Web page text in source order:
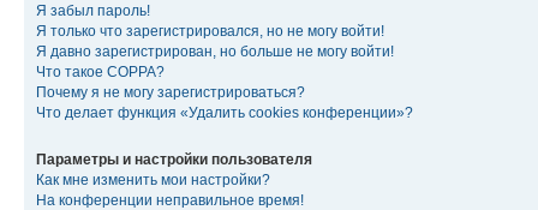
Я забыл пароль!
Я только что зарегистрировался, но не могу войти!
Я давно зарегистрирован, но больше не могу войти!
Что такое COPPA?
Почему я не могу зарегистрироваться?
Что делает функция «Удалить cookies конференции»?
Параметры и настройки пользователя
Как мне изменить мои настройки?
На конференции неправильное время!